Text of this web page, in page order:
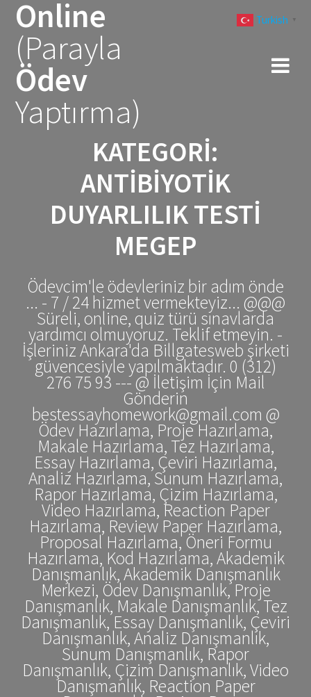
Online
(Parayla
Ödev
Yaptırma)
KATEGORI:
ANTIBIYOTIK
DUYARLILIK TESTI
MEGEP
Ödevcim'le ödevleriniz bir adım önde
... - 7 / 24 hizmet vermekteyiz... @@@
Süreli, online, quiz türü sınavlarda
yardımcı olmuyoruz. Teklif etmeyin. -
İşleriniz Ankara'da Billgatesweb şirketi
güvencesiyle yapılmaktadır. 0 (312)
276 75 93 --- @ İletişim İçin Mail
Gönderin
bestessayhomework@gmail.com @
Ödev Hazırlama, Proje Hazırlama,
Makale Hazırlama, Tez Hazırlama,
Essay Hazırlama, Çeviri Hazırlama,
Analiz Hazırlama, Sunum Hazırlama,
Rapor Hazırlama, Çizim Hazırlama,
Video Hazırlama, Reaction Paper
Hazırlama, Review Paper Hazırlama,
Proposal Hazırlama, Öneri Formu
Hazırlama, Kod Hazırlama, Akademik
Danışmanlık, Akademik Danışmanlık
Merkezi, Ödev Danışmanlık, Proje
Danışmanlık, Makale Danışmanlık, Tez
Danışmanlık, Essay Danışmanlık, Çeviri
Danışmanlık, Analiz Danışmanlık,
Sunum Danışmanlık, Rapor
Danışmanlık, Çizim Danışmanlık, Video
Danışmanlık, Reaction Paper
Turkish ▼